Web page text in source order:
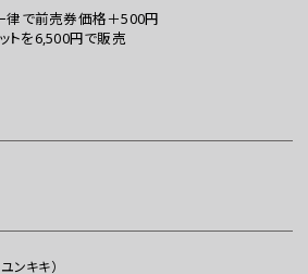
律で前売券価格＋500円
トを6,500円で販売
ンキキ）